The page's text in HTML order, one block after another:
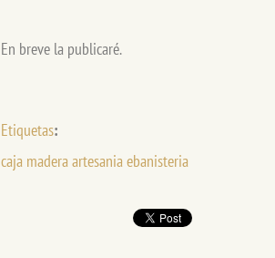
En breve la publicaré.
Etiquetas:
caja madera artesania ebanisteria